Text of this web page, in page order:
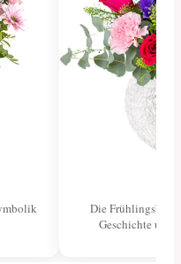
Die
Geschichte und